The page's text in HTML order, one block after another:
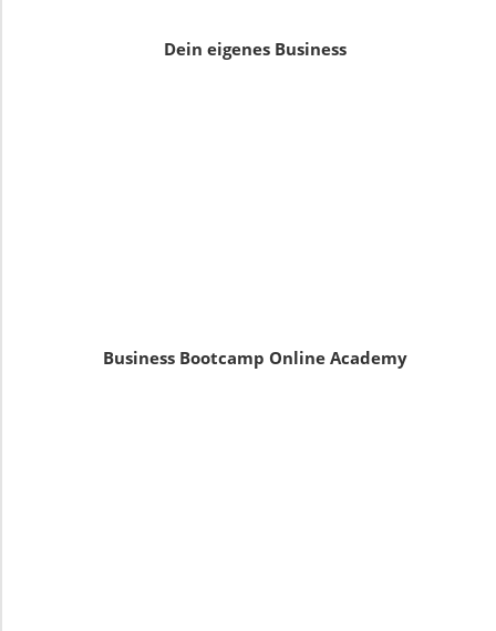
Dein eigenes Business
Business Bootcamp Online Academy